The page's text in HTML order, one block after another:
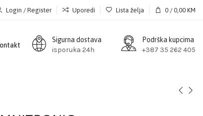
Login / Register Uporedi Lista želja 0 / 0,00 KM
Sigurna dostava
isporuka 24h
Podrška kupcima
+387 35 262 405